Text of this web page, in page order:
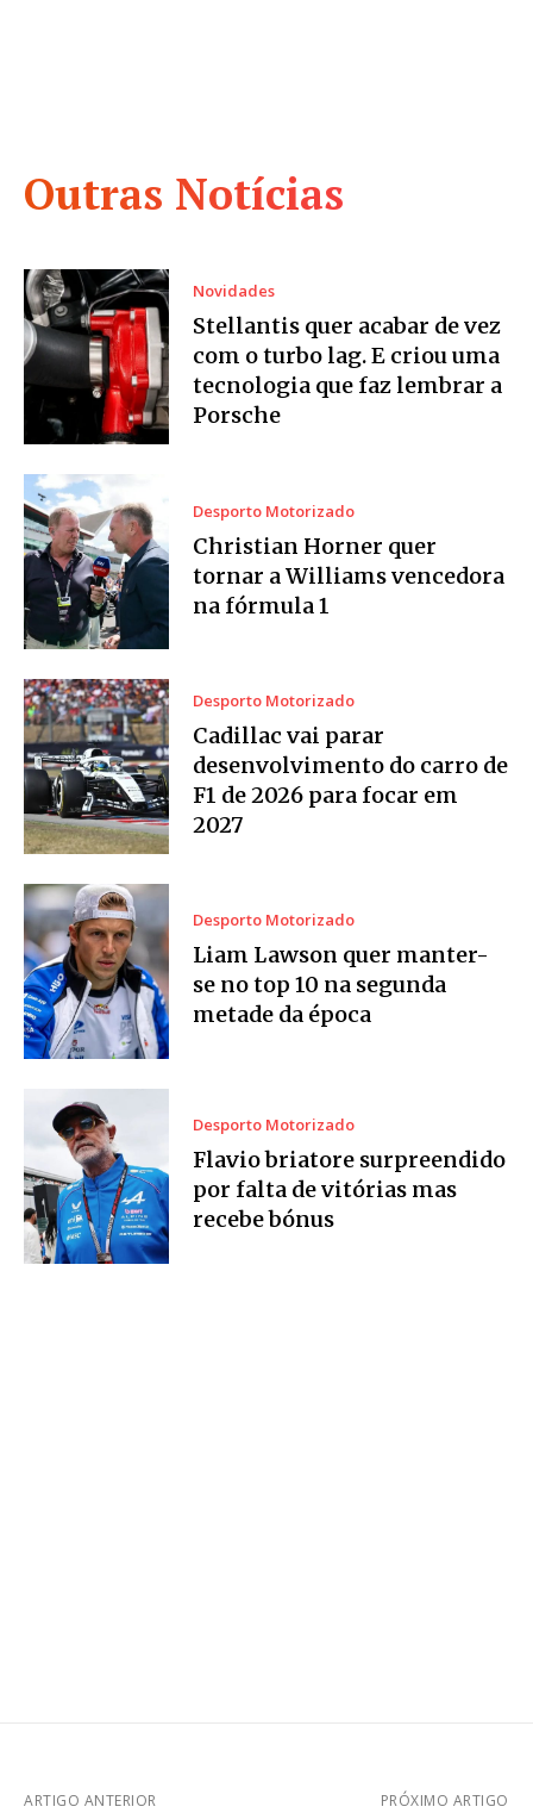
Outras Notícias
Novidades
Stellantis quer acabar de vez
com o turbo lag. E criou uma
tecnologia que faz lembrar a
Porsche
Desporto Motorizado
Christian Horner quer
tornar a Williams vencedora
na fórmula 1
Desporto Motorizado
Cadillac vai parar
desenvolvimento do carro de
F1 de 2026 para focar em
2027
Desporto Motorizado
Liam Lawson quer manter-
se no top 10 na segunda
metade da época
Desporto Motorizado
Flavio briatore surpreendido
por falta de vitórias mas
recebe bónus
ARTIGO ANTERIOR PRÓXIMO ARTIGO